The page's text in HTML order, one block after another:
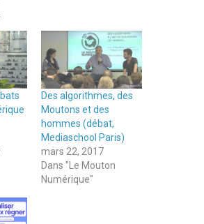
Des algorithmes, des
Moutons et des
hommes (débat,
Mediaschool Paris)
mars 22, 2017
Dans "Le Mouton
Numérique"